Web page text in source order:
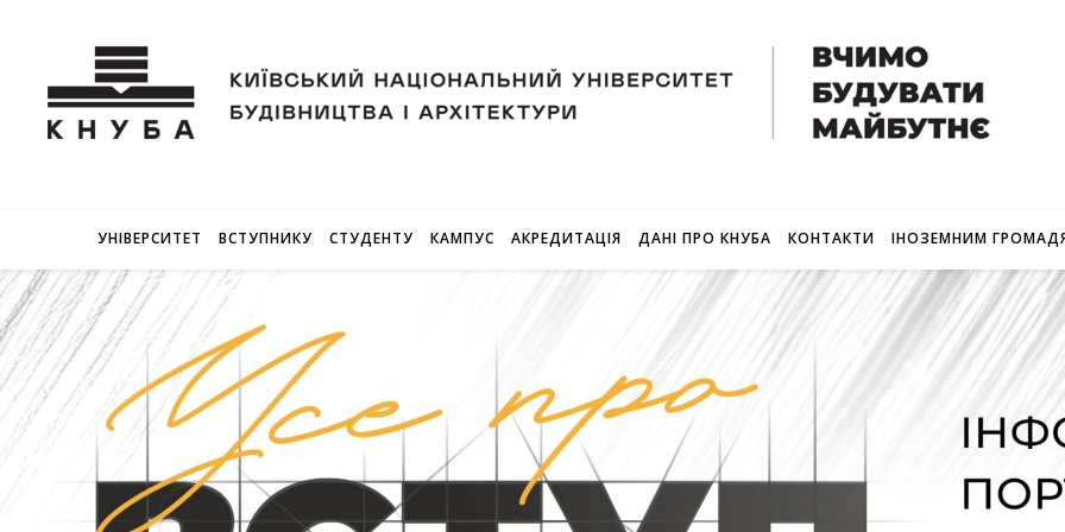
УНІВЕРСИТЕТ ВСТУПНИКУ СТУДЕНТУ КАМПУС АКРЕДИТАЦІЯ ДАНІ ПРО КНУБА КОНТАКТИ ІНОЗЕМНИМ